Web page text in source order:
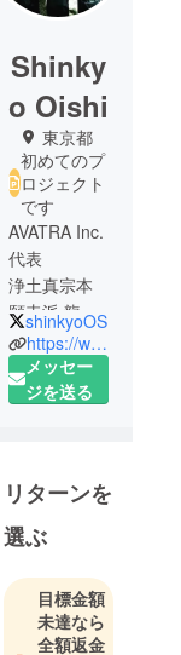
Shinky
o Oishi
東京都
初めてのプ
ロジェクト
です
AVATRA Inc.
代表
浄土真宗本
願寺派 龍水
山 西勝寺 僧
侶
shinkyoOS
https://www.avatra.co.jp
メッセー
ジを送る
リターンを
選ぶ
目標金額
未達なら
全額返金